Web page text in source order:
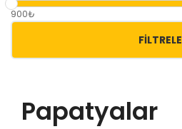
900₺
FILTRELE
Papatyalar